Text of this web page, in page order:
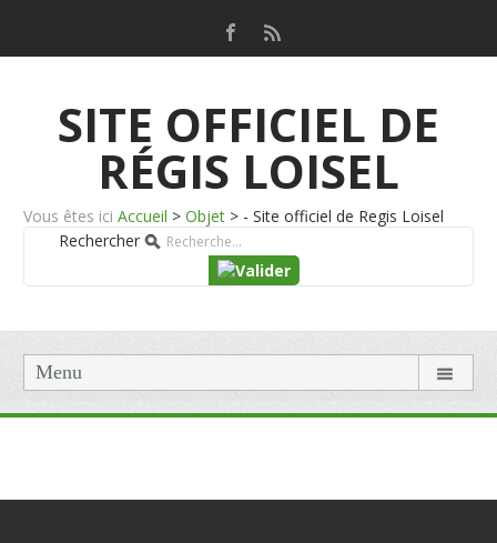
SITE OFFICIEL DE
RÉGIS LOISEL
Vous êtes ici Accueil > Objet > - Site officiel de Regis Loisel
Rechercher
Menu